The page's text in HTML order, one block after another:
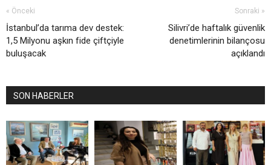
« Önceki
İstanbul’da tarıma dev destek:
1,5 Milyonu aşkın fide çiftçiyle
buluşacak
Sonraki »
Silivri’de haftalık güvenlik
denetimlerinin bilançosu
açıklandı
SON HABERLER